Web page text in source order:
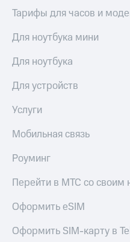
Тарифы для часов и
Для ноутбука мини
Для ноутбука
Для устройств
Услуги
Мобильная связь
Роуминг
Перейти в МТС со своим
Оформить eSIM
Оформить SIM-карту в